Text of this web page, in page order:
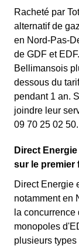
Racheté par
alternatif de
en Nord-Pas-
de GDF et
Bellimansois
dessous du
pendant 1 an.
joindre leur
09 70 25 02 50.
Direct
sur le premier
Direct Energie
notamment en
la
monopoles
plusieurs